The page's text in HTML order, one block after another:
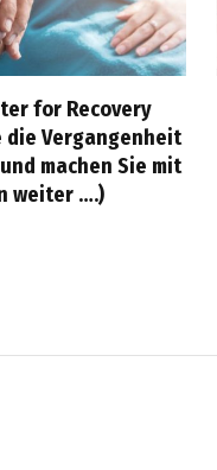
for Recovery
die Vergangenheit
machen Sie mit
weiter ….)